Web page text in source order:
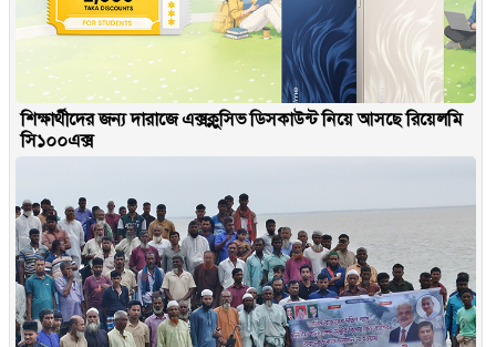
শিক্ষার্থীদের জন্য দারাজে এক্সক্লুসিভ ডিসকাউন্ট নিয়ে আসছে রিয়েলমি
সি১০০এক্স